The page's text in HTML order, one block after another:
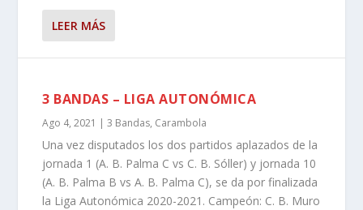
LEER MÁS
3 BANDAS – LIGA AUTONÓMICA
Ago 4, 2021 |3 Bandas, Carambola
Una vez disputados los dos partidos aplazados de la
jornada 1 (A. B. Palma C vs C. B. Sóller) y jornada 10
(A. B. Palma B vs A. B. Palma C), se da por finalizada
la Liga Autonómica 2020-2021. Campeón: C. B. Muro